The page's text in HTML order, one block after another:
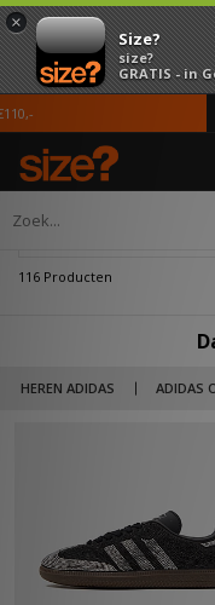
×
Size?
size?
GRATIS - in
Home Dames
116 Producten
HEREN ADIDAS ADIDAS
In het begin van de 20ste
man uit het Duitse Bavaria
het Originals merk met
keer meer focus gelegd
zijn expertise in sport
breder publiek om ook
dragen. Van sneakers,